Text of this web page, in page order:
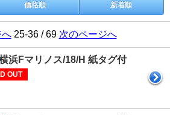
価格順 新着順
25-36 / 69 次のページへ
浜Fマリノス/18/H 紙タグ付
OUT